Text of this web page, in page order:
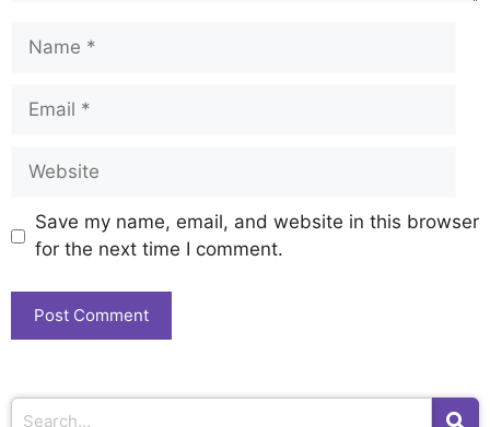
Save my name, email, and website in this browser
for the next time I comment.